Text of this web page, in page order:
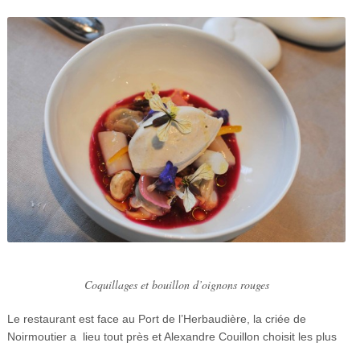
Coquillages et bouillon d’oignons rouges
Le restaurant est face au Port de l’Herbaudière, la criée de
Noirmoutier a lieu tout près et Alexandre Couillon choisit les plus